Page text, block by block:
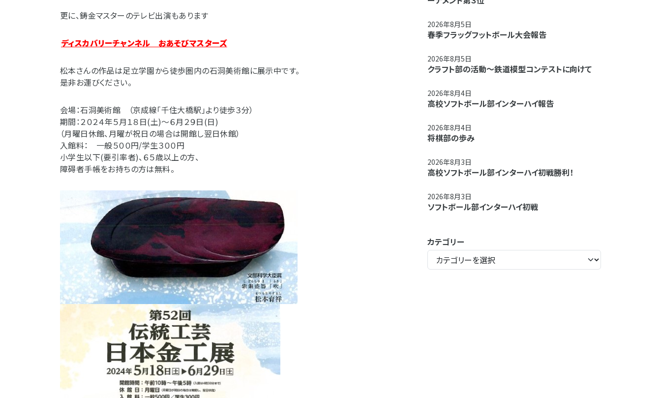
更に、鋳金マスターのテレビ出演もあります
ディスカバリーチャンネル おあそびマスターズ
松本さんの作品は足立学園から徒歩圏内の石洞美術館に展示中です。
是非お運びください。
会場：石洞美術館 （京成線「千住大橋駅」より徒歩３分）
期間：２０２４年５月１８日(土)～６月２９日(日)
（月曜日休館、月曜が祝日の場合は開館し翌日休館）
入館料： 一般５００円/学生３００円
小学生以下(要引率者)、６５歳以上の方、
障碍者手帳をお持ちの方は無料。
2026年8月5日
春季フラッグフットボール大会報告
2026年8月5日
クラフト部の活動～鉄道模型コンテストに向けて
2026年8月4日
高校ソフトボール部インターハイ報告
2026年8月4日
将棋部の歩み
2026年8月3日
高校ソフトボール部インターハイ初戦勝利！
2026年8月3日
ソフトボール部インターハイ初戦
カテゴリー